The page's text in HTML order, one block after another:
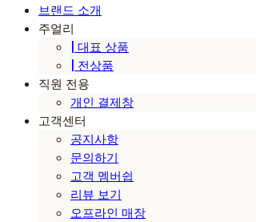
브랜드 소개
주얼리
| 대표 상품
| 전상품
직원 전용
개인 결제창
고객센터
공지사항
문의하기
고객 멤버쉽
리뷰 보기
오프라인 매장